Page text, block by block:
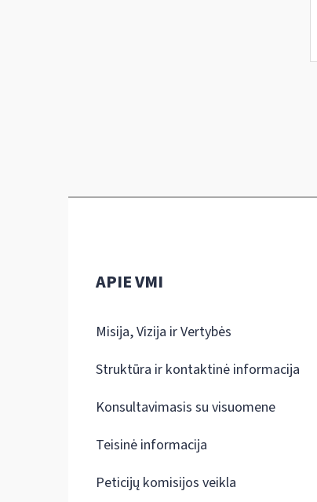
APIE VMI
Misija, Vizija ir Vertybės
Struktūra ir kontaktinė informacija
Konsultavimasis su visuomene
Teisinė informacija
Peticijų komisijos veikla